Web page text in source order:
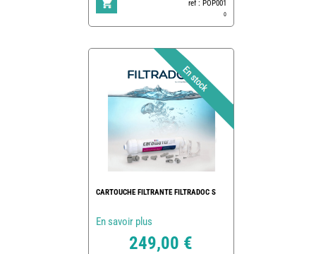
ref : POP001
0
CARTOUCHE FILTRANTE FILTRADOC S
En savoir plus
249,00 €